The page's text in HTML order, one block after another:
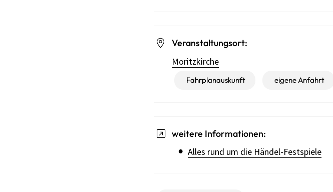
Veranstaltungsort:
Moritzkirche
Fahrplanauskunft eigene Anfahrt
weitere Informationen:
Alles rund um die Händel-Festspiele